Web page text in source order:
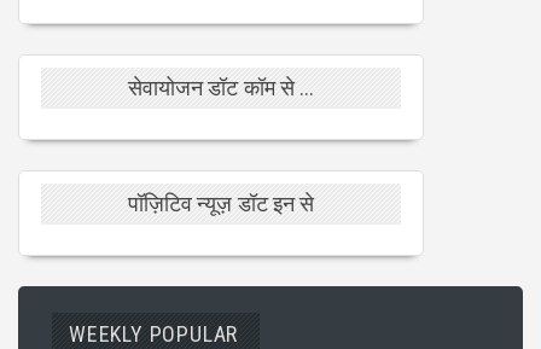
सेवायोजन डॉट कॉम से ...
पॉज़िटिव न्यूज़ डॉट इन से
WEEKLY POPULAR